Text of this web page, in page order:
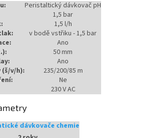
Peristaltický dávkovač pH
1,5 bar
1,5 l/h
v bodě vstřiku - 1,5 bar
Ano
50 mm
Ano
v/h):
235/200/85 m
Ne
230 V AC
dávkovače chemie